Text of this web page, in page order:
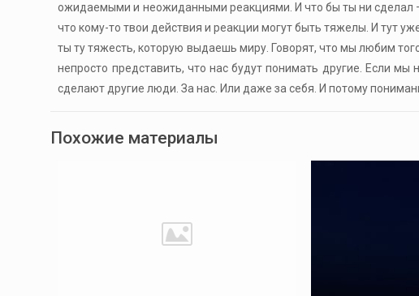
ожидаемыми и неожиданными реакциями. И что бы ты ни сделал
что кому-то твои действия и реакции могут быть тяжелы. И тут
ты ту тяжесть, которую выдаешь миру. Говорят, что мы любим
непросто представить, что нас будут понимать другие. Если
сделают другие люди. За нас. Или даже за себя. И потому
Похожие материалы